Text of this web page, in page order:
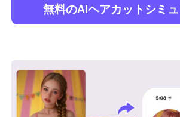
無料のAIヘアカットシミ